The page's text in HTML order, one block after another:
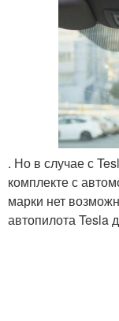
. Но в случае с
комплекте с
марки нет
автопилота Tesla